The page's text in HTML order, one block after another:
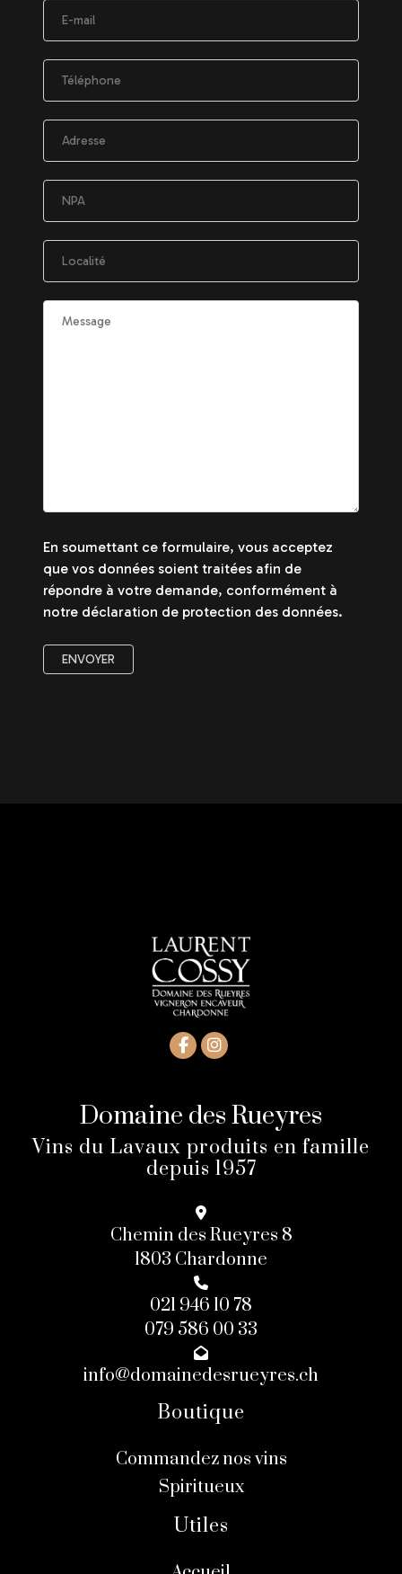
En soumettant ce formulaire, vous acceptez
que vos données soient traitées afin de
répondre à votre demande, conformément à
notre déclaration de protection des données.
Domaine des Rueyres
Vins du Lavaux produits en famille
depuis 1957
Chemin des Rueyres 8
1803 Chardonne
021 946 10 78
079 586 00 33
info@domainedesrueyres.ch
Boutique
Commandez nos vins
Spiritueux
Utiles